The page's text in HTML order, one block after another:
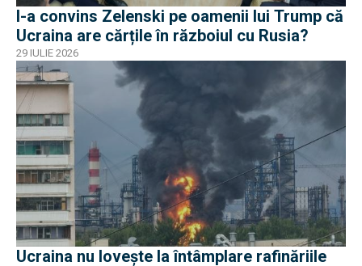
I-a convins Zelenski pe oamenii lui Trump că
Ucraina are cărțile în războiul cu Rusia?
29 IULIE 2026
Ucraina nu lovește la întâmplare rafinăriile